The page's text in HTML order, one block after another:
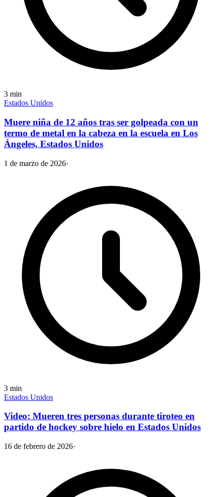
3 min
Estados Unidos
Muere niña de 12 años tras ser golpeada con un
termo de metal en la cabeza en la escuela en Los
Ángeles, Estados Unidos
1 de marzo de 2026·
3 min
Estados Unidos
Video: Mueren tres personas durante tiroteo en
partido de hockey sobre hielo en Estados Unidos
16 de febrero de 2026·